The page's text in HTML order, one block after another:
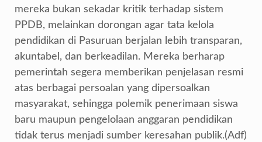
mereka bukan sekadar kritik terhadap sistem
PPDB, melainkan dorongan agar tata kelola
pendidikan di Pasuruan berjalan lebih transparan,
akuntabel, dan berkeadilan. Mereka berharap
pemerintah segera memberikan penjelasan resmi
atas berbagai persoalan yang dipersoalkan
masyarakat, sehingga polemik penerimaan siswa
baru maupun pengelolaan anggaran pendidikan
tidak terus menjadi sumber keresahan publik.(Adf)